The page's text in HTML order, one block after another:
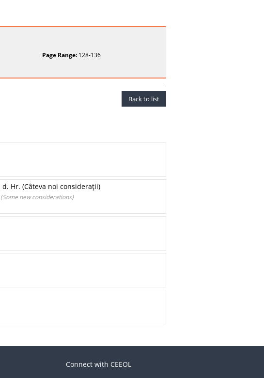
Page Range:128-136
Back to list
Hr. (Câteva noi consideraţii)
new considerations)
Connect with CEEOL